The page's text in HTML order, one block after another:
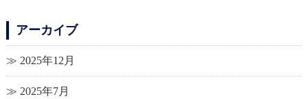
アーカイブ
2025年12月
2025年7月